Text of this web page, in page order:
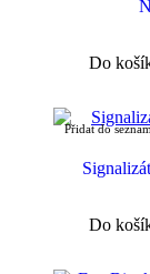
Do
Přidat do
Do